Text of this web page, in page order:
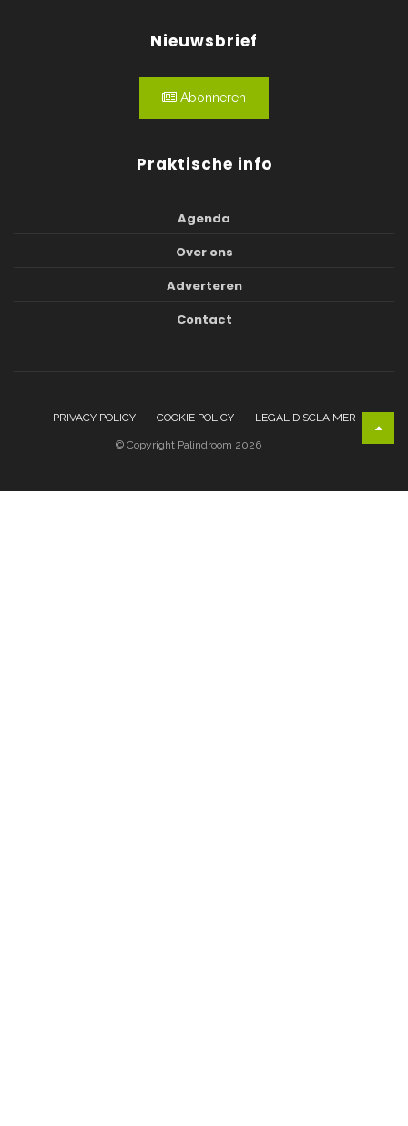
Nieuwsbrief
Abonneren
Praktische info
Agenda
Over ons
Adverteren
Contact
PRIVACY POLICY COOKIE POLICY LEGAL DISCLAIMER
© Copyright Palindroom 2026